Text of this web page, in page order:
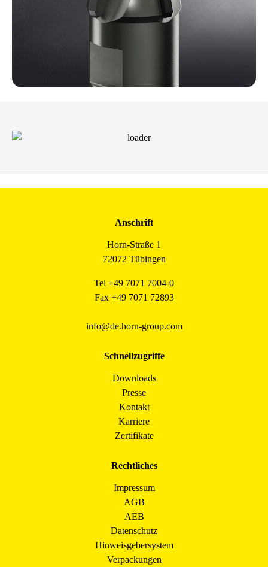
Anschrift
Horn-Straße 1
72072 Tübingen
Tel +49 7071 7004-0
Fax +49 7071 72893
info@de.horn-group.com
Schnellzugriffe
Downloads
Presse
Kontakt
Karriere
Zertifikate
Rechtliches
Impressum
AGB
AEB
Datenschutz
Hinweisgebersystem
Verpackungen